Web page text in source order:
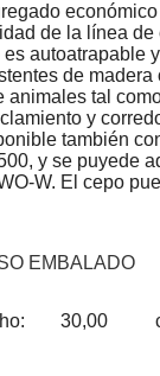
de la línea
autoatrapable
de
animales tal
y
también
y se puyede
W. El cepo
EMBALADO
30,00